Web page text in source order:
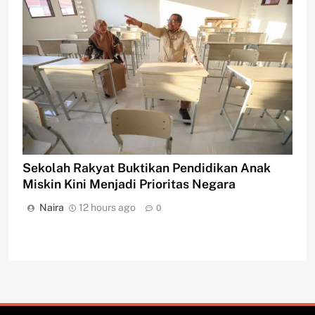
Sekolah Rakyat Buktikan Pendidikan Anak
Miskin Kini Menjadi Prioritas Negara
Naira 12 hours ago 0